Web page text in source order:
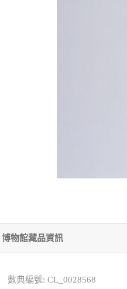
博物館藏品資訊
數典編號: CL_0028568